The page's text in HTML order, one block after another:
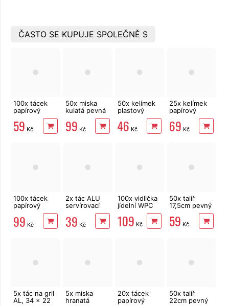
ČASTO SE KUPUJE SPOLEČNĚ S
100x tácek
papírový
13x20 cm, č4
59 Kč
50x miska
kulatá pevná
500 ml, 15,5
x 5,5 cm
99 Kč
50x kelímek
plastový
PARTY 0,3l
čirý
46 Kč
25x kelímek
papírový
dvouplášťový
PARTY 280ml
69 Kč
100x tácek
papírový
16x23 cm, č5
99 Kč
2x tác ALU
servírovací
střední 43 x
29 cm
39 Kč
100x vidlička
jídelní WPC
109 Kč
50x talíř
17,5cm pevný
59 Kč
5x tác na gril
AL, 34 x 22
5x miska
hranatá
20x tácek
papírový
50x talíř
22cm pevný